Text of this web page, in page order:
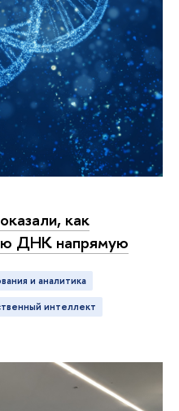
как
ДНК напрямую
и аналитика
интеллект